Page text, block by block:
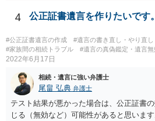
4 公正証書遺言を作りたいです。
#公正証書遺言の作成 #遺言の書き直し・やり直し
#家族間の相続トラブル
#遺言の真偽鑑定・遺言無
2022年6月17日
相続・遺言に強い弁護士
尾畠 弘典 弁護士
テスト結果が悪かった場合は、公正証書
じる（無効など）可能性があると思いま